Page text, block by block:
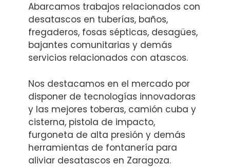
Abarcamos trabajos relacionados con
desatascos en tuberías, baños,
fregaderos, fosas sépticas, desagües,
bajantes comunitarias y demás
servicios relacionados con atascos.
Nos destacamos en el mercado por
disponer de tecnologías innovadoras
y las mejores toberas, camión cuba y
cisterna, pistola de impacto,
furgoneta de alta presión y demás
herramientas de fontanería para
aliviar desatascos en Zaragoza.